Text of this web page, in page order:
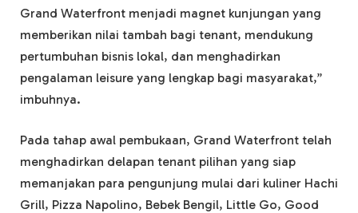
Grand Waterfront menjadi magnet kunjungan yang
memberikan nilai tambah bagi tenant, mendukung
pertumbuhan bisnis lokal, dan menghadirkan
pengalaman leisure yang lengkap bagi masyarakat,”
imbuhnya.
Pada tahap awal pembukaan, Grand Waterfront telah
menghadirkan delapan tenant pilihan yang siap
memanjakan para pengunjung mulai dari kuliner Hachi
Grill, Pizza Napolino, Bebek Bengil, Little Go, Good